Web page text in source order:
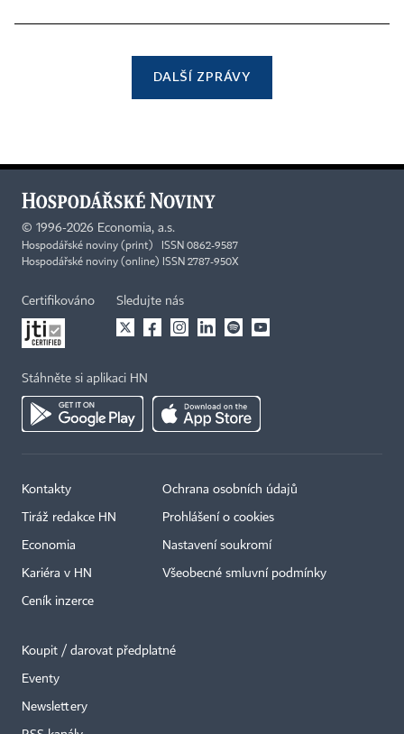
DALŠÍ ZPRÁVY
© 1996-2026 Economia, a.s.
Hospodářské noviny (print) ISSN 0862-9587
Hospodářské noviny (online) ISSN 2787-950X
Certifikováno Sledujte nás
Stáhněte si aplikaci HN
Kontakty
Tiráž redakce HN
Economia
Kariéra v HN
Ceník inzerce
Ochrana osobních údajů
Prohlášení o cookies
Nastavení soukromí
Všeobecné smluvní podmínky
Koupit / darovat předplatné
Eventy
Newslettery